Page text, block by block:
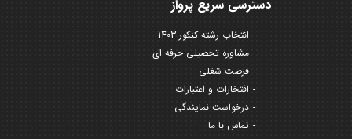
دسترسی سریع پرواز
انتخاب رشته کنکور 1403
مشاوره تحصیلی حرفه ای
فرصت شغلی
افتخارات و اعتبارات
درخواست نمایندگی
تماس با ما